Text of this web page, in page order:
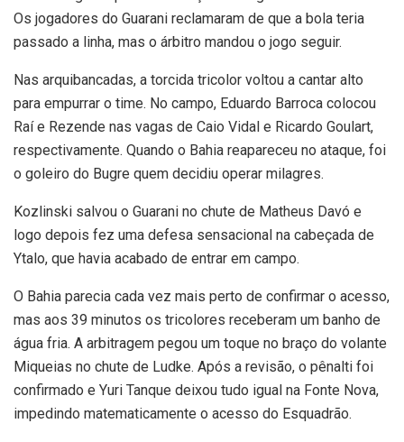
Os jogadores do Guarani reclamaram de que a bola teria
passado a linha, mas o árbitro mandou o jogo seguir.
Nas arquibancadas, a torcida tricolor voltou a cantar alto
para empurrar o time. No campo, Eduardo Barroca colocou
Raí e Rezende nas vagas de Caio Vidal e Ricardo Goulart,
respectivamente. Quando o Bahia reapareceu no ataque, foi
o goleiro do Bugre quem decidiu operar milagres.
Kozlinski salvou o Guarani no chute de Matheus Davó e
logo depois fez uma defesa sensacional na cabeçada de
Ytalo, que havia acabado de entrar em campo.
O Bahia parecia cada vez mais perto de confirmar o acesso,
mas aos 39 minutos os tricolores receberam um banho de
água fria. A arbitragem pegou um toque no braço do volante
Miqueias no chute de Ludke. Após a revisão, o pênalti foi
confirmado e Yuri Tanque deixou tudo igual na Fonte Nova,
impedindo matematicamente o acesso do Esquadrão.